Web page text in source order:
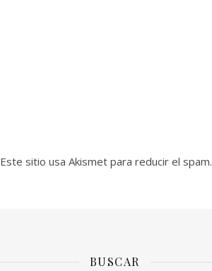
Este sitio usa Akismet para reducir el spam.
BUSCAR